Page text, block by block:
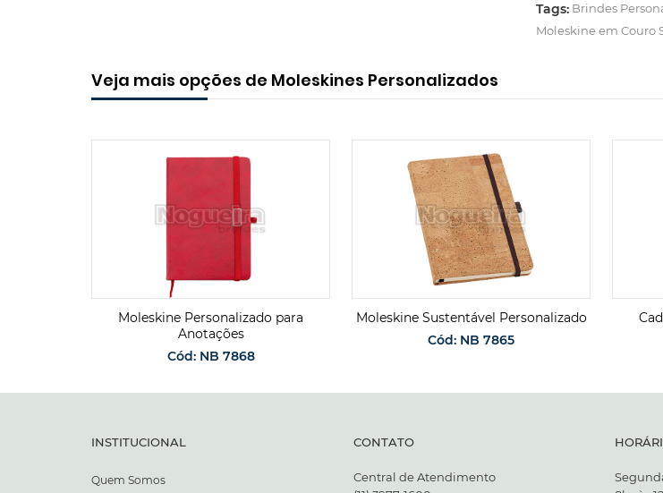
Tags: Brindes
Moleskine em Couro
Veja mais opções de Moleskines Personalizados
Moleskine Personalizado para
Anotações
Cód: NB 7868
Moleskine Sustentável Personalizado
Cód: NB 7865
SOLICITAR ORÇAMENTO
INSTITUCIONAL
Quem Somos
CONTATO
Central de Atendimento